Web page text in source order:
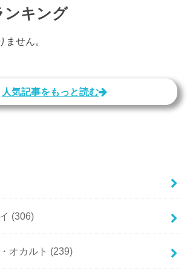
ンキング
ません。
人気記事をもっと読む
(306)
オカルト (239)